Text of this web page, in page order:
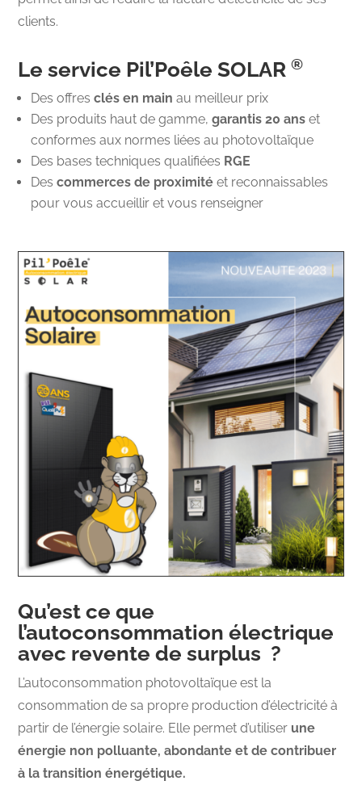
clients.
Le service Pil’Poêle SOLAR®
Des offres clés en main au meilleur prix
Des produits haut de gamme,garantis 20 ans et
conformes aux normes liées au photovoltaïque
Des bases techniques qualifiées RGE
Descommerces de proximité et reconnaissables
pour vous accueillir et vous renseigner
Qu’est ce que
l’autoconsommation électrique
avec revente de surplus ?
L’autoconsommation photovoltaïque est la
consommation de sa propre production d’électricité à
partir de l’énergie solaire. Elle permet d’utiliser une
énergie non polluante, abondante et de contribuer
à la transition énergétique.